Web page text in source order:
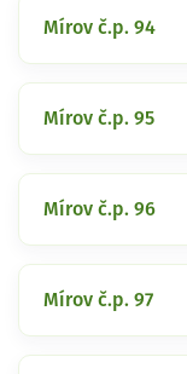
Mírov č.p. 94
Mírov č.p. 95
Mírov č.p. 96
Mírov č.p. 97